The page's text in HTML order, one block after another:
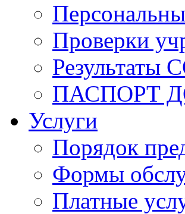
Проверки
Результаты
ПАСПОРТ
Услуги
Порядок
Формы
Платные